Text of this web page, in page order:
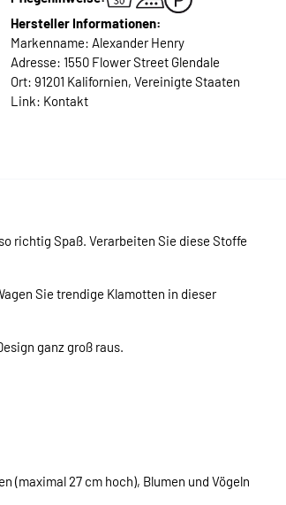
Hersteller Informationen:
Markenname: Alexander Henry
Adresse: 1550 Flower Street Glendale
Ort: 91201 Kalifornien, Vereinigte Staaten
Link: Kontakt
so richtig Spaß. Verarbeiten Sie diese Stoffe
Sie trendige Klamotten in dieser
ganz groß raus.
27 cm hoch), Blumen und Vögeln